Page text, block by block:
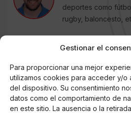
Gestionar el
Para proporcionar una mejor
utilizamos cookies para acceder y/o
del dispositivo. Su consentimiento
datos como el comportamiento de
en este sitio. La ausencia o la
deportes como
rugby, baloncesto,
Online Casino
Mejores Cripto
Colombia 2025: